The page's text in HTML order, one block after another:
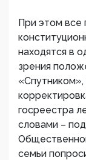
При этом все
находятся в
зрения
госреестра
словами –
семьи